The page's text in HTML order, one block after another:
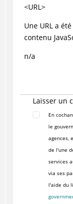
<URL>
Une URL a
contenu
n/a
Laisser un
En
le
agences,
de l'une
services
via ses
l'aide du